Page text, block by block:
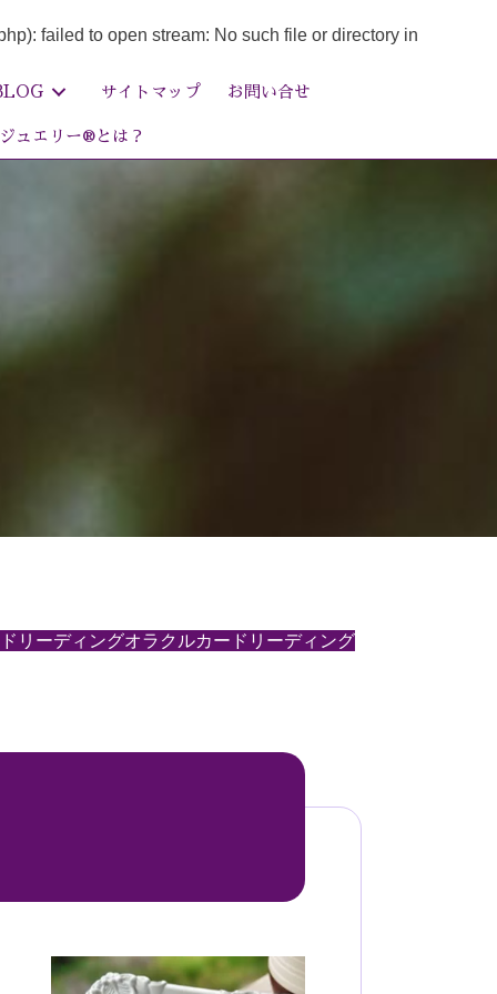
failed to open stream: No such file or directory in
サイトマップ お問い合せ
ュエリー®とは？
リーディングオラクルカードリーディング